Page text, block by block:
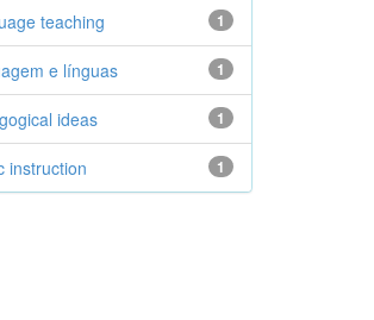
1
teaching
1
e línguas
1
ideas
1
instruction